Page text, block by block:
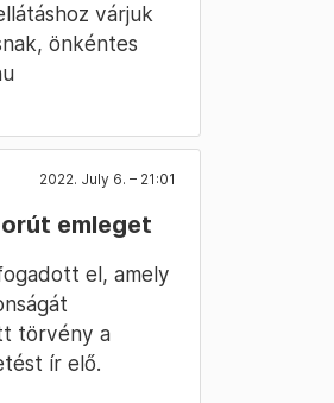
várjuk
önkéntes
2022. July 6. – 21:01
emleget
el, amely
törvény a
ír elő.